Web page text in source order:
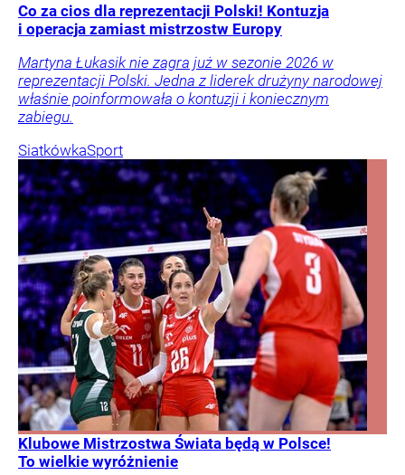
Co za cios dla reprezentacji Polski! Kontuzja
i operacja zamiast mistrzostw Europy
Martyna Łukasik nie zagra już w sezonie 2026 w
reprezentacji Polski. Jedna z liderek drużyny narodowej
właśnie poinformowała o kontuzji i koniecznym
zabiegu.
SiatkówkaSport
Klubowe Mistrzostwa Świata będą w Polsce!
To wielkie wyróżnienie